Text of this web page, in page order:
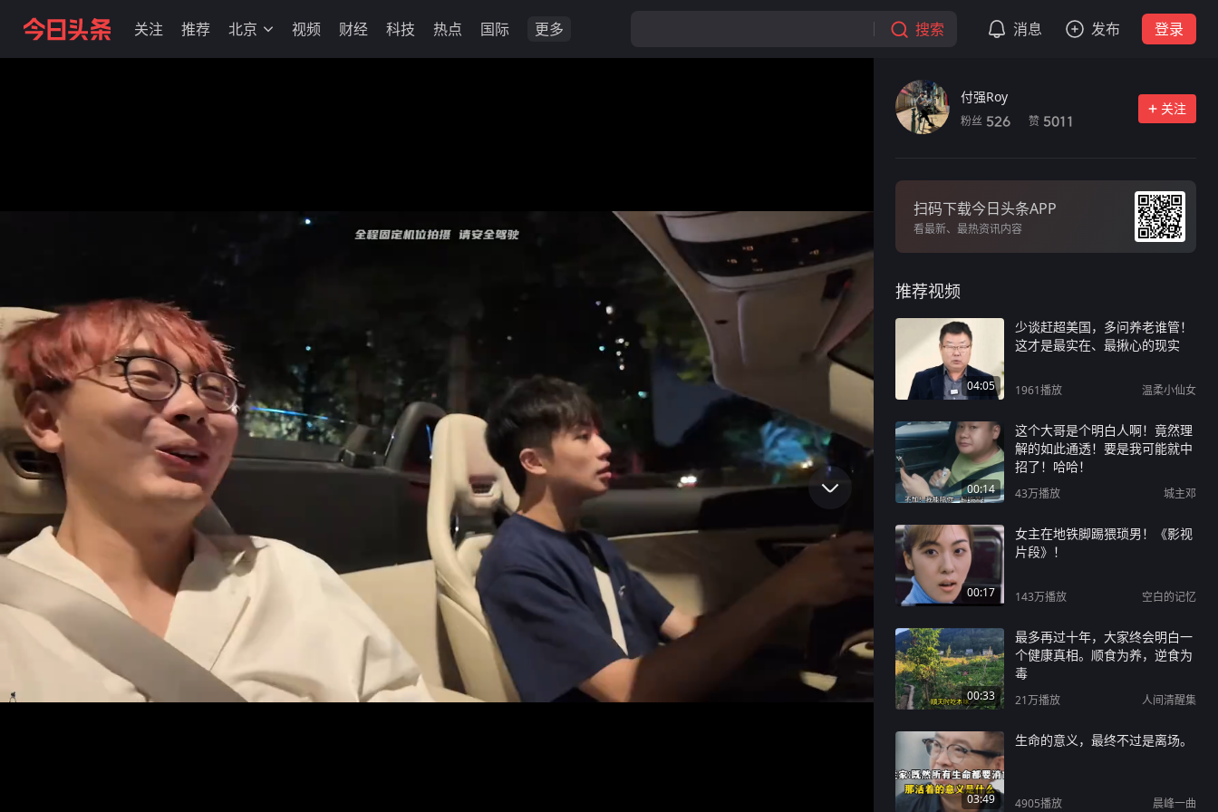
关注 推荐 北京 视频 财经 科技 热点 国际 更多 搜索 消息 发布 登录
付强Roy
粉丝 526 赞 5011
关注
扫码下载今日头条APP
看最新、最热资讯内容
推荐视频
04:05
少谈赶超美国，多问养老谁管！
这才是最实在、最揪心的现实
1961播放 温柔小仙女
00:14
这个大哥是个明白人啊！竟然理
解的如此通透！要是我可能就中
招了！哈哈！
43万播放 城主邓
00:17
女主在地铁脚踢猥琐男！《影视
片段》！
143万播放 空白的记忆
00:33
最多再过十年，大家终会明白一
个健康真相。顺食为养，逆食为
毒
21万播放 人间清醒集
03:49
生命的意义，最终不过是离场。
4905播放 晨峰一曲